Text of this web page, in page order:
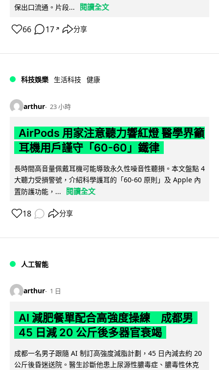
保出口流通。片段...
閱讀全文
66 17 ↗ 分享
科技娛樂 生活科技 健康
arthur 23 小時
AirPods 用家注意聽力響紅燈 醫學界籲
耳機用戶謹守「60-60」鐵律
長時間高音量佩戴耳機可能導致永久性噪音性聽損。本文盤點 4
大聽力受損警號，介紹科學護耳的「60-60 原則」及 Apple 內
置防護功能，...
閱讀全文
18 分享
人工智能
arthur 1 日
AI 減肥餐單配合高強度操練 成都男
45 日減 20 公斤後多器官衰竭
成都一名男子跟隨 AI 制訂高強度減脂計劃，45 日內減去約 20
公斤後昏迷送院。醫生診斷他患上尿源性膿毒症、膿毒性休克